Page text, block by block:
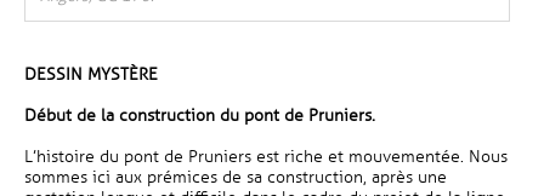
DESSIN MYSTÈRE
Début de la construction du pont de Pruniers.
L’histoire du pont de Pruniers est riche et mouvementée. Nous
sommes ici aux prémices de sa construction, après une